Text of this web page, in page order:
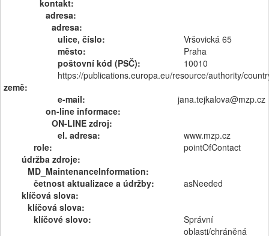
kontakt:
adresa:
adresa:
ulice, číslo:
Vršovická 65
město:
Praha
poštovní kód (PSČ):
10010
země:
https://publications.europa.eu/resource/authority/
e-mail:
jana.tejkalova@mzp.cz
on-line informace:
ON-LINE zdroj:
el. adresa:
www.mzp.cz
role:
pointOfContact
údržba zdroje:
MD_MaintenanceInformation:
četnost aktualizace a údržby:
asNeeded
klíčová slova:
klíčová slova:
klíčové slovo:
Správní
oblasti/chráněná